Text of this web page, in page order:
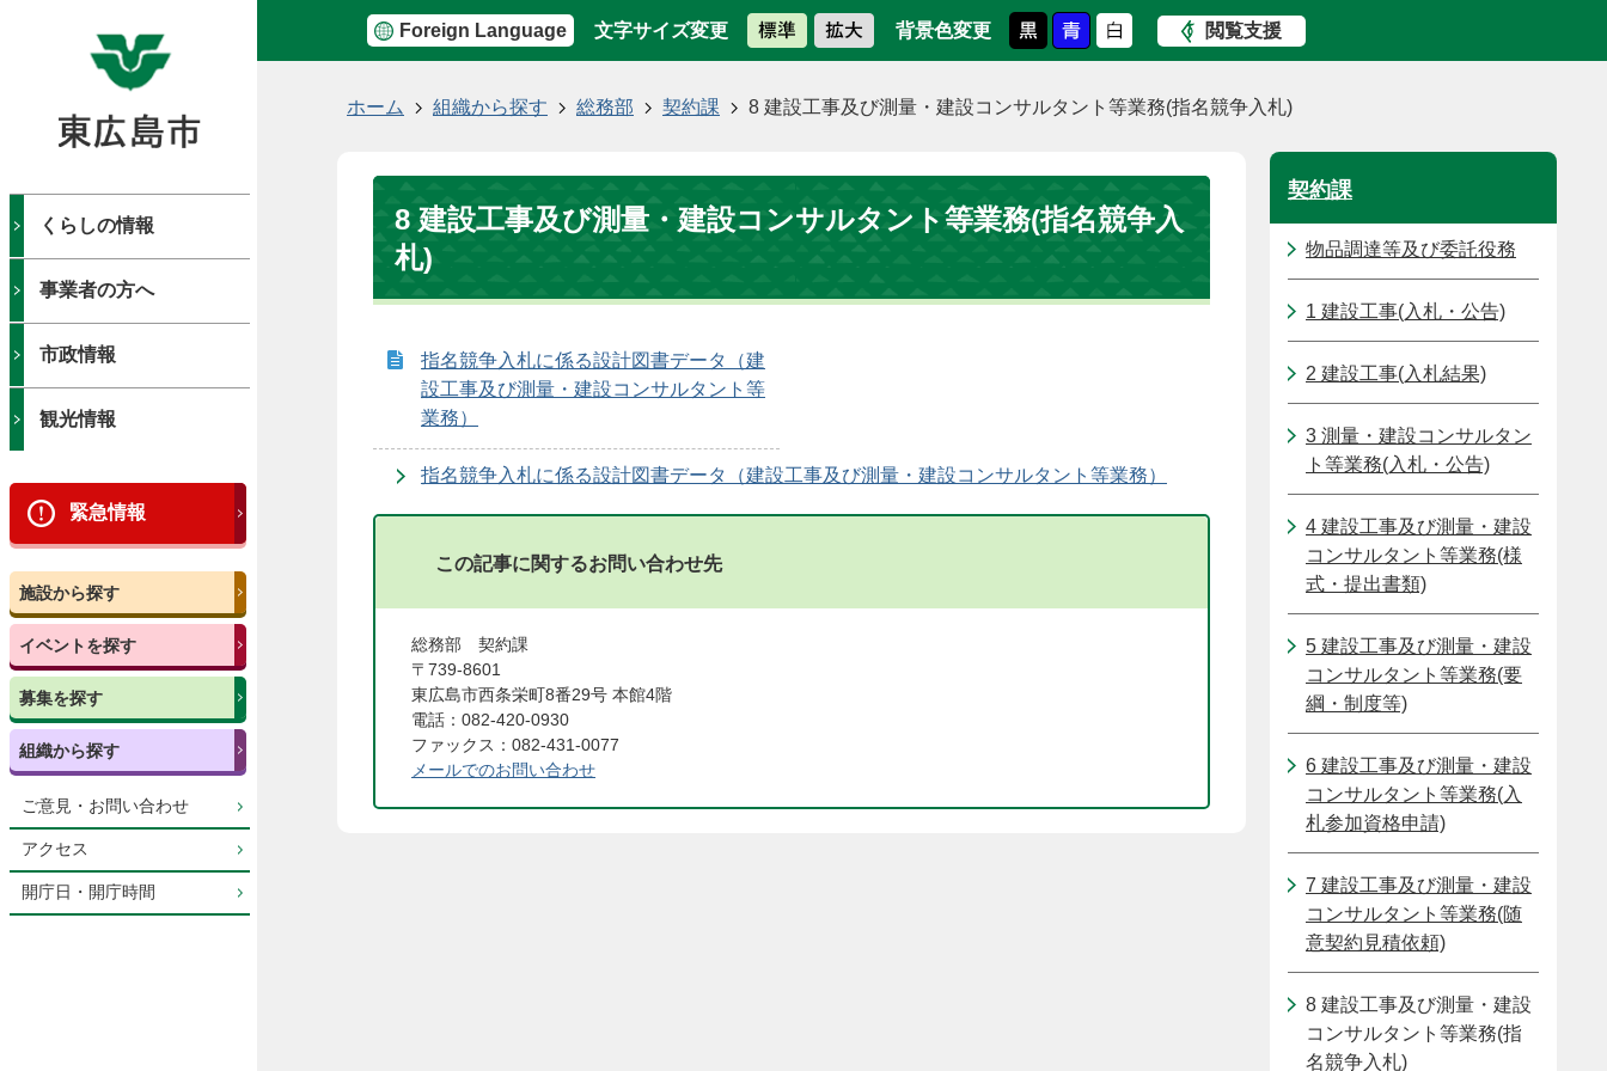
Foreign Language 文字サイズ変更 背景色変更 閲覧支援
くらしの情報
事業者の方へ
市政情報
観光情報
緊急情報
施設から探す
イベントを探す
募集を探す
組織から探す
ご意見・お問い合わせ
アクセス
開庁日・開庁時間
ホーム 組織から探す 総務部 契約課 8 建設工事及び測量・建設コンサルタント等業務(指名競争入札)
8 建設工事及び測量・建設コンサルタント等業務(指名競争入
札)
指名競争入札に係る設計図書データ（建
設工事及び測量・建設コンサルタント等
業務）
指名競争入札に係る設計図書データ（建設工事及び測量・建設コンサルタント等業務）
この記事に関するお問い合わせ先
総務部 契約課
〒739-8601
東広島市西条栄町8番29号 本館4階
電話：082-420-0930
ファックス：082-431-0077
メールでのお問い合わせ
契約課
物品調達等及び委託役務
1 建設工事(入札・公告)
2 建設工事(入札結果)
3 測量・建設コンサルタン
ト等業務(入札・公告)
4 建設工事及び測量・建設
コンサルタント等業務(様
式・提出書類)
5 建設工事及び測量・建設
コンサルタント等業務(要
綱・制度等)
6 建設工事及び測量・建設
コンサルタント等業務(入
札参加資格申請)
7 建設工事及び測量・建設
コンサルタント等業務(随
意契約見積依頼)
8 建設工事及び測量・建設
コンサルタント等業務(指
名競争入札)